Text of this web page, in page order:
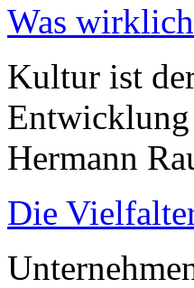
Was
Kultur ist
Entwicklung
Hermann
Die